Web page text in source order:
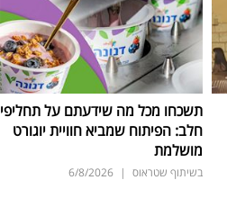
תשכחו מכל מה שידעתם על תחליפי
חלב: הפיתוח שמביא חוויית יוגורט
מושלמת
בשיתוף שטראוס |
6/8/2026